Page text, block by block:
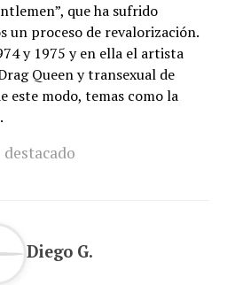
que ha sufrido
un proceso de revalorización.
y 1975 y en ella el artista
Queen y transexual de
este modo, temas como la
destacado
Diego G.